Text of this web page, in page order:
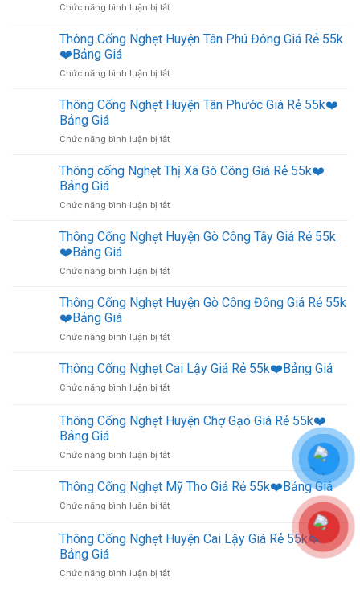
Chức năng bình luận bị tắtở
Hầm
Cầu
Thông
Nghẹt
Vinh
Rẻ
Bảo
5
Thông Cống Nghẹt Huyện Tân Phú Đông Giá Rẻ 55k
❤️Bảng Giá
Chức năng bình luận bị tắtở
Cống
Nghẹt
Tân
Đông
55k
Bảng
Thông Cống Nghẹt Huyện Tân Phước Giá Rẻ 55k❤️
Bảng Giá
Chức năng bình luận bị tắtở
Cống
Nghẹt
Tân
Giá
❤️
Giá
Thông cống Nghẹt Thị Xã Gò Công Giá Rẻ 55k❤️
Bảng Giá
Chức năng bình luận bị tắtở
cống
Nghẹt
Xã
Công
55k
Bảng
Thông Cống Nghẹt Huyện Gò Công Tây Giá Rẻ 55k
❤️Bảng Giá
Chức năng bình luận bị tắtở
Cống
Nghẹt
Gò
Tây
Rẻ
❤️
Thông Cống Nghẹt Huyện Gò Công Đông Giá Rẻ 55k
❤️Bảng Giá
Chức năng bình luận bị tắtở
Cống
Huyện
Công
Rẻ
❤️
Thông Cống Nghẹt Cai Lậy Giá Rẻ 55k❤️Bảng Giá
Chức năng bình luận bị tắtở
Cống
Nghẹt
Lậy
Rẻ
55k
❤️
Giá
Thông Cống Nghẹt Huyện Chợ Gạo Giá Rẻ 55k❤️
Bảng Giá
Chức năng bình luận bị tắtở
Cống
Nghẹt
Huyện
Gạo
55k
Thông Cống Nghẹt Mỹ Tho Giá Rẻ 55k❤️Bảng Giá
Chức năng bình luận bị tắtở
Cống
Nghẹt
Tho
Thông Cống Nghẹt Huyện Cai Lậy Giá Rẻ 55k❤️
Bảng Giá
Chức năng bình luận bị tắtở